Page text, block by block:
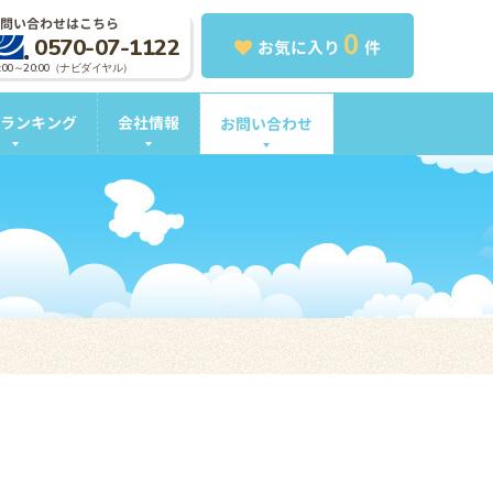
お気に入り 0 件
い合わせはこちら
0570-07-1122
～20:00（ナビダイヤル）
ンキング 会社情報 お問い合わせ